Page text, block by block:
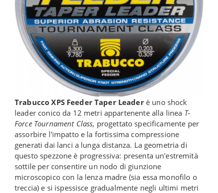
Trabucco XPS Feeder Taper Leaderè uno shock
leader conico da 12 metri appartenente alla linea T-
Force Tournament Class, progettato specificamente per
assorbire l'impatto e la fortissima compressione
generati dai lanci a lunga distanza. La geometria di
questo spezzone è progressiva: presenta un'estremità
sottile per consentire un nodo di giunzione
microscopico con la lenza madre (sia essa monofilo o
treccia) e si ispessisce gradualmente negli ultimi metri